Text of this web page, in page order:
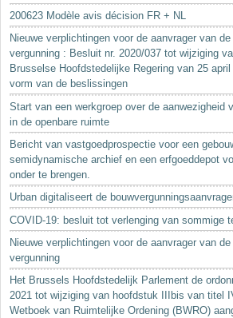
200623 Modèle avis décision FR + NL
Nieuwe verplichtingen voor de aanvrager van
vergunning : Besluit nr. 2020/037 tot wijziging
Brusselse Hoofdstedelijke Regering van 25
vorm van de beslissingen
Start van een werkgroep over de aanwezigheid
in de openbare ruimte
Bericht van vastgoedprospectie voor een
semidynamische archief en een erfgoeddepot
onder te brengen.
Urban digitaliseert de
COVID-19: besluit tot verlenging van sommige
Nieuwe verplichtingen voor de aanvrager van
vergunning
Het Brussels Hoofdstedelijk Parlement de
2021 tot wijziging van hoofdstuk IIIbis van titel
Wetboek van Ruimtelijke Ordening (BWRO)